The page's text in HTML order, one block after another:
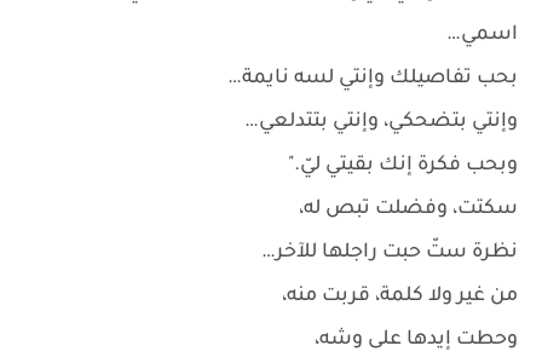
اسمي…
بحب تفاصيلك وإنتي لسه نايمة…
وإنتي بتضحكي، وإنتي بتتدلعي…
وبحب فكرة إنك بقيتي ليّ."
سكتت، وفضلت تبص له،
نظرة ستّ حبت راجلها للآخر…
من غير ولا كلمة، قربت منه،
وحطت إيدها على وشه،